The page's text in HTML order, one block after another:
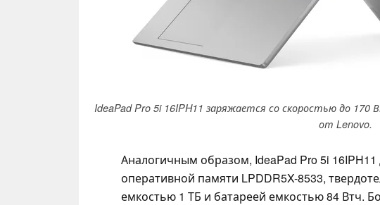
IdeaPad Pro 5i 16IPH11 заряжается со скоростью до
от Lenovo.
Аналогичным образом, IdeaPad Pro 5i 16IPH11
оперативной памяти LPDDR5X-8533,
емкостью 1 ТБ и батареей емкостью 84 Втч.